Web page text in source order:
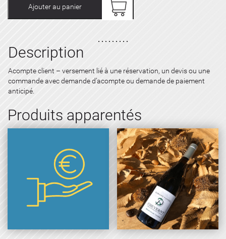
Ajouter au panier
Description
Acompte client – versement lié à une réservation, un devis ou une
commande avec demande d’acompte ou demande de paiement
anticipé.
Produits apparentés